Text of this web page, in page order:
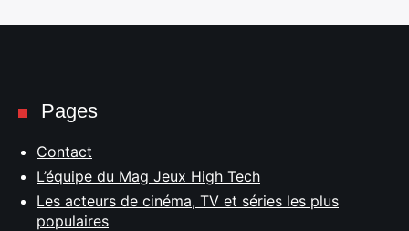
Pages
Contact
L’équipe du Mag Jeux High Tech
Les acteurs de cinéma, TV et séries les plus
populaires